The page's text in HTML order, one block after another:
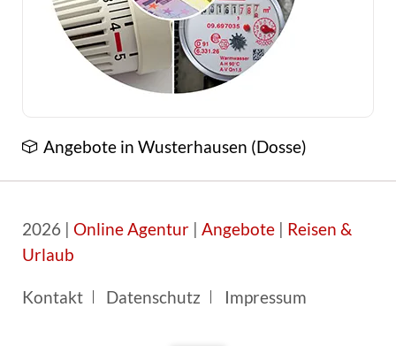
Angebote in Wusterhausen (Dosse)
2026 | Online Agentur| Angebote| Reisen &
Urlaub
Navigation
Kontakt Datenschutz Impressum